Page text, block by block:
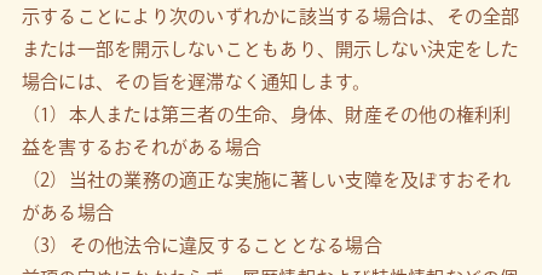
示することにより次のいずれかに該当する場合は、その全部
または一部を開示しないこともあり、開示しない決定をした
場合には、その旨を遅滞なく通知します。
（1）本人または第三者の生命、身体、財産その他の権利利
益を害するおそれがある場合
（2）当社の業務の適正な実施に著しい支障を及ぼすおそれ
がある場合
（3）その他法令に違反することとなる場合